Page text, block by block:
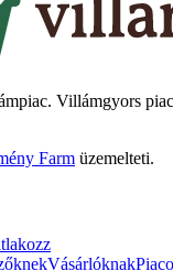
Villámgyors
Farm üzemelteti.
Vásárlóknak